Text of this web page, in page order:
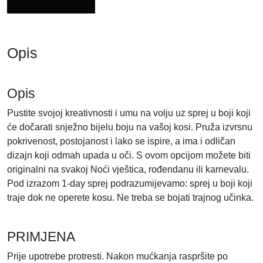
I
k
č
i
n
a
Opis
Opis
Pustite svojoj kreativnosti i umu na volju uz sprej u boji koji
će dočarati snježno bijelu boju na vašoj kosi. Pruža izvrsnu
pokrivenost, postojanost i lako se ispire, a ima i odličan
dizajn koji odmah upada u oči. S ovom opcijom možete biti
originalni na svakoj Noći vještica, rođendanu ili karnevalu.
Pod izrazom 1-day sprej podrazumijevamo: sprej u boji koji
traje dok ne operete kosu. Ne treba se bojati trajnog učinka.
PRIMJENA
Prije upotrebe protresti. Nakon mućkanja raspršite po